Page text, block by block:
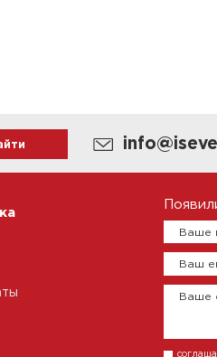
Ваше
Ваш
Ваше